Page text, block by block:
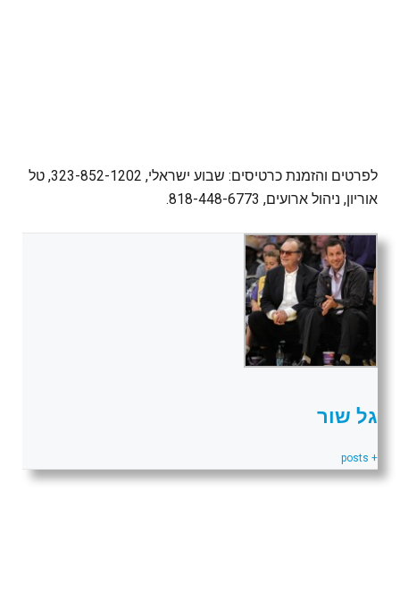
לפרטים והזמנת כרטיסים: שבוע ישראלי, 323-852-1202, טל
אוריון, ניהול ארועים, 818-448-6773.
גל שור
+ posts